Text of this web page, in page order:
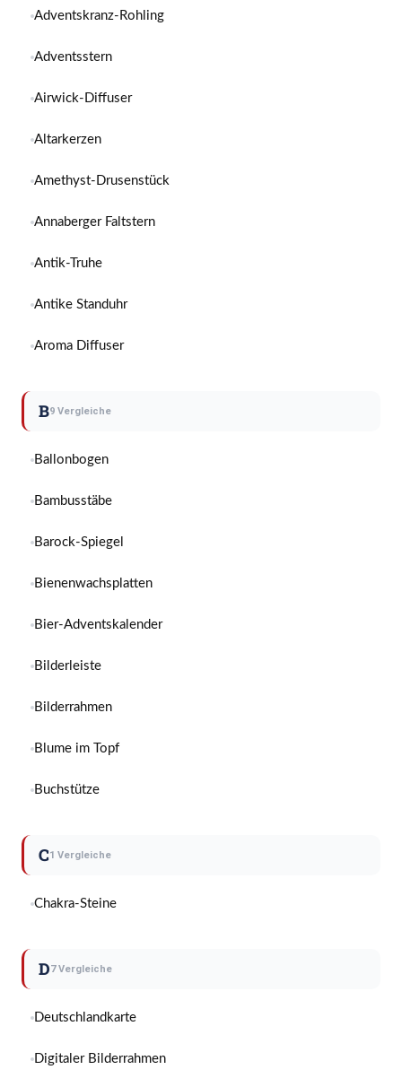
Adventskranz-Rohling
Adventsstern
Airwick-Diffuser
Altarkerzen
Amethyst-Drusenstück
Annaberger Faltstern
Antik-Truhe
Antike Standuhr
Aroma Diffuser
B9 Vergleiche
Ballonbogen
Bambusstäbe
Barock-Spiegel
Bienenwachsplatten
Bier-Adventskalender
Bilderleiste
Bilderrahmen
Blume im Topf
Buchstütze
C1 Vergleiche
Chakra-Steine
D7 Vergleiche
Deutschlandkarte
Digitaler Bilderrahmen